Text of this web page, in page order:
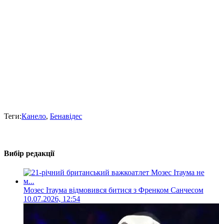
Теги:Канело, Бенавідес
Вибір редакції
Мозес Ітаума відмовився битися з Френком Санчесом
10.07.2026, 12:54